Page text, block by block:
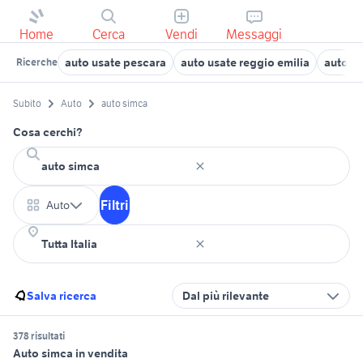
Home Cerca Vendi Messaggi
Ricerche auto usate pescara auto usate reggio emilia auto
Subito Auto auto simca
Cosa cerchi?
Auto Filtri
Salva ricerca Dal più rilevante
378 risultati
Auto simca in vendita